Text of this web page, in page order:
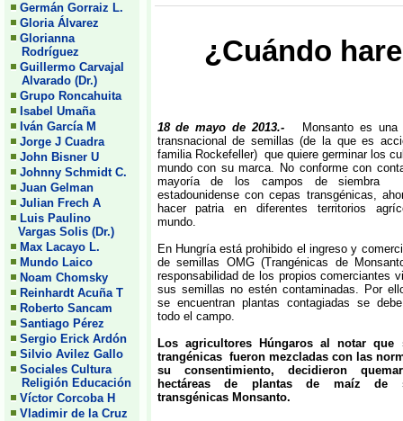
Germán Gorraiz L.
Gloria Álvarez
Glorianna
Rodríguez
Guillermo Carvajal
Alvarado (Dr.)
Grupo Roncahuita
Isabel Umaña
Iván García M
Jorge J Cuadra
John Bisner U
Johnny Schmidt C.
Juan Gelman
Julian Frech A
Luis Paulino
Vargas Solis (Dr.)
Max Lacayo L.
Mundo Laico
Noam Chomsky
Reinhardt Acuña T
Roberto Sancam
Santiago Pérez
Sergio Erick Ardón
Silvio Avilez Gallo
Sociales Cultura
Religión Educación
Víctor Corcoba H
Vladimir de la Cruz
¿Cuándo
18 de mayo de 2013.-
Monsanto es una
transnacional de semillas (de la que es
familia Rockefeller) que quiere germinar los
mundo con su marca. No conforme con
mayoría de los campos de siembra
estadounidense con cepas transgénicas,
hacer patria en diferentes territorios
mundo.
En Hungría está prohibido el ingreso y
de semillas OMG (Trangénicas de
responsabilidad de los propios comerciantes
sus semillas no estén contaminadas. Por
se encuentran plantas contagiadas se
todo el campo.
Los agricultores Húngaros al notar que
trangénicas fueron mezcladas con las
su consentimiento, decidieron
hectáreas de plantas de maíz de
transgénicas Monsanto.